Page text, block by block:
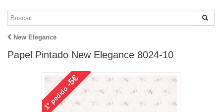
New Elegance
Papel Pintado New Elegance 8024-10
1°
pedido
-5€